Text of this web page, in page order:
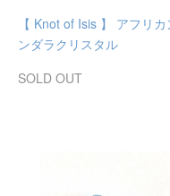
【 Knot of Isis 】 アフリカ
ンダラクリスタル
SOLD OUT